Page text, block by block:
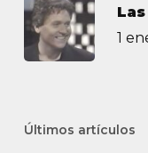
1
Últimos artículos